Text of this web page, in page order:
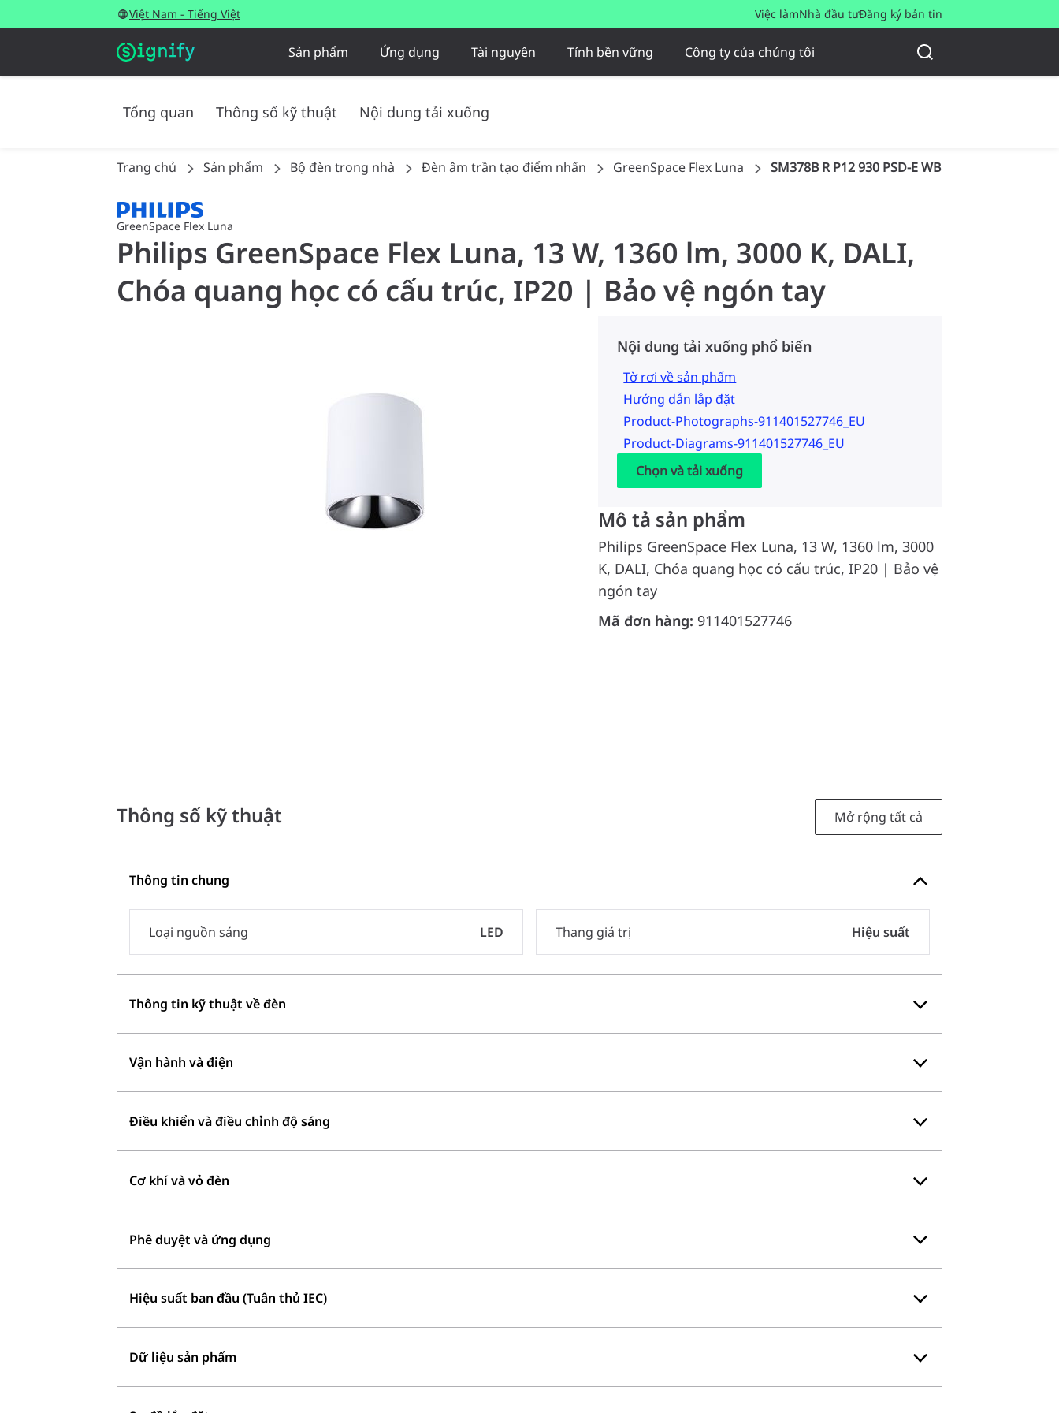
Việt Nam - Tiếng Việt Việc làmNhà đầu tưĐăng ký bản tin
Sản phẩm Ứng dụng Tài nguyên Tính bền vững Công ty của chúng tôi
Tổng quan Thông số kỹ thuật Nội dung tải xuống
Trang chủ Sản phẩm Bộ đèn trong nhà Đèn âm trần tạo điểm nhấn GreenSpace Flex Luna SM378B R P12 930 PSD-E WB D100 G-TT PRO
GreenSpace Flex Luna
Philips GreenSpace Flex Luna, 13 W, 1360 lm, 3000 K, DALI,
Chóa quang học có cấu trúc, IP20 | Bảo vệ ngón tay
Nội dung tải xuống phổ biến
Tờ rơi về sản phẩm
Hướng dẫn lắp đặt
Product-Photographs-911401527746_EU
Product-Diagrams-911401527746_EU
Chọn và tải xuống
Mô tả sản phẩm
Philips GreenSpace Flex Luna, 13 W, 1360 lm, 3000
K, DALI, Chóa quang học có cấu trúc, IP20 | Bảo vệ
ngón tay
Mã đơn hàng: 911401527746
Thông số kỹ thuật Mở rộng tất cả
Thông tin chung
Loại nguồn sáng LED Thang giá trị Hiệu suất
Thông tin kỹ thuật về đèn
Vận hành và điện
Điều khiển và điều chỉnh độ sáng
Cơ khí và vỏ đèn
Phê duyệt và ứng dụng
Hiệu suất ban đầu (Tuân thủ IEC)
Dữ liệu sản phẩm